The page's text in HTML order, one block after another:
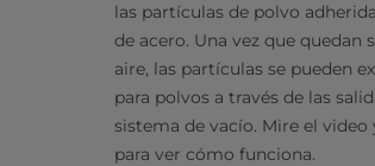
las partículas de polvo
de acero. Una vez que quedan
aire, las partículas se pueden
para polvos a través de las
sistema de vacío. Mire el
para ver cómo funciona.